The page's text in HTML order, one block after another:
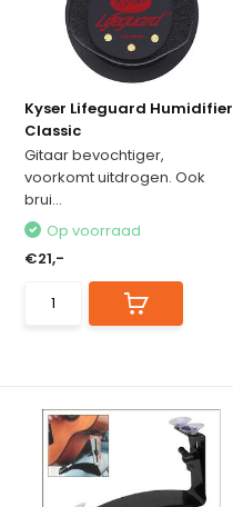
Kyser Lifeguard Humidifier
Classic
Gitaar bevochtiger,
voorkomt uitdrogen. Ook
brui...
Op voorraad
€21,-